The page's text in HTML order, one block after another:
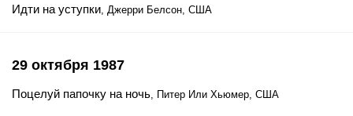
Идти на уступки, Джерри Белсон, США
29 октября 1987
Поцелуй папочку на ночь, Питер Или Хьюмер, США